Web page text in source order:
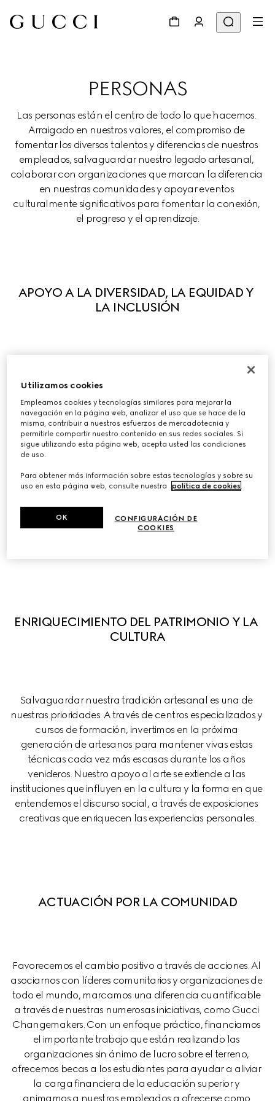
PERSONAS
Las personas están el centro de todo lo que hacemos.
Arraigado en nuestros valores, el compromiso de
fomentar los diversos talentos y diferencias de nuestros
empleados, salvaguardar nuestro legado artesanal,
colaborar con organizaciones que marcan la diferencia
en nuestras comunidades y apoyar eventos
culturalmente significativos para fomentar la conexión,
el progreso y el aprendizaje.
APOYO A LA DIVERSIDAD, LA EQUIDAD Y
LA INCLUSIÓN
Guiados por nuestros principios, apoyamos activamente
la diversidad en todas sus formas para que cada
persona pueda expresar plenamente sus cualidades
únicas. Creemos que lo que nos hace diferentes estimula
la creatividad y la innovación. Hemos puesto en marcha
una serie de iniciativas para fomentar la equidad y la
inclusión en el entorno laboral, y colaboramos con
organizaciones líderes para ayudar a influir en el
cambio sistémico, tanto en nuestro sector como en otros
ENRIQUECIMIENTO DEL PATRIMONIO Y LA
CULTURA
Salvaguardar nuestra tradición artesanal es una de
nuestras prioridades. A través de centros especializados y
cursos de formación, invertimos en la próxima
generación de artesanos para mantener vivas estas
técnicas cada vez más escasas durante los años
venideros. Nuestro apoyo al arte se extiende a las
instituciones que influyen en la cultura y la forma en que
entendemos el discurso social, a través de exposiciones
creativas que enriquecen las experiencias personales.
ACTUACIÓN POR LA COMUNIDAD
Favorecemos el cambio positivo a través de acciones. Al
asociarnos con líderes comunitarios y organizaciones de
todo el mundo, marcamos una diferencia cuantificable
a través de nuestras numerosas iniciativas, como Gucci
Changemakers. Con un enfoque práctico, financiamos
el importante trabajo que están realizando las
organizaciones sin ánimo de lucro sobre el terreno,
ofrecemos becas a los estudiantes para ayudar a aliviar
la carga financiera de la educación superior y
animamos a nuestros empleados a ofrecerse como
Utilizamos cookies
Empleamos cookies y tecnologías similares para mejorar la
navegación en la página web, analizar el uso que se hace de la
misma, contribuir a nuestros esfuerzos de mercadotecnia y
permitirle compartir nuestro contenido en sus redes sociales. Si
sigue utilizando esta página web, acepta usted las condiciones
de uso.
Para obtener más información sobre estas tecnologías y sobre su
uso en esta página web, consulte nuestra
política de cookies
CONFIGURACIÓN DE
COOKIES
OK